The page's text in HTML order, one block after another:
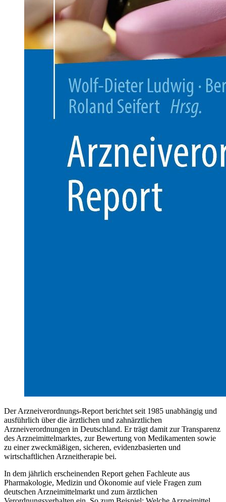
Der Arzneiverordnungs-Report berichtet seit 1985 unabhängig und
ausführlich über die ärztlichen und zahnärztlichen
Arzneiverordnungen in Deutschland. Er trägt damit zur Transparenz
des Arzneimittelmarktes, zur Bewertung von Medikamenten sowie
zu einer zweckmäßigen, sicheren, evidenzbasierten und
wirtschaftlichen Arzneitherapie bei.
In dem jährlich erscheinenden Report gehen Fachleute aus
Pharmakologie, Medizin und Ökonomie auf viele Fragen zum
deutschen Arzneimittelmarkt und zum ärztlichen